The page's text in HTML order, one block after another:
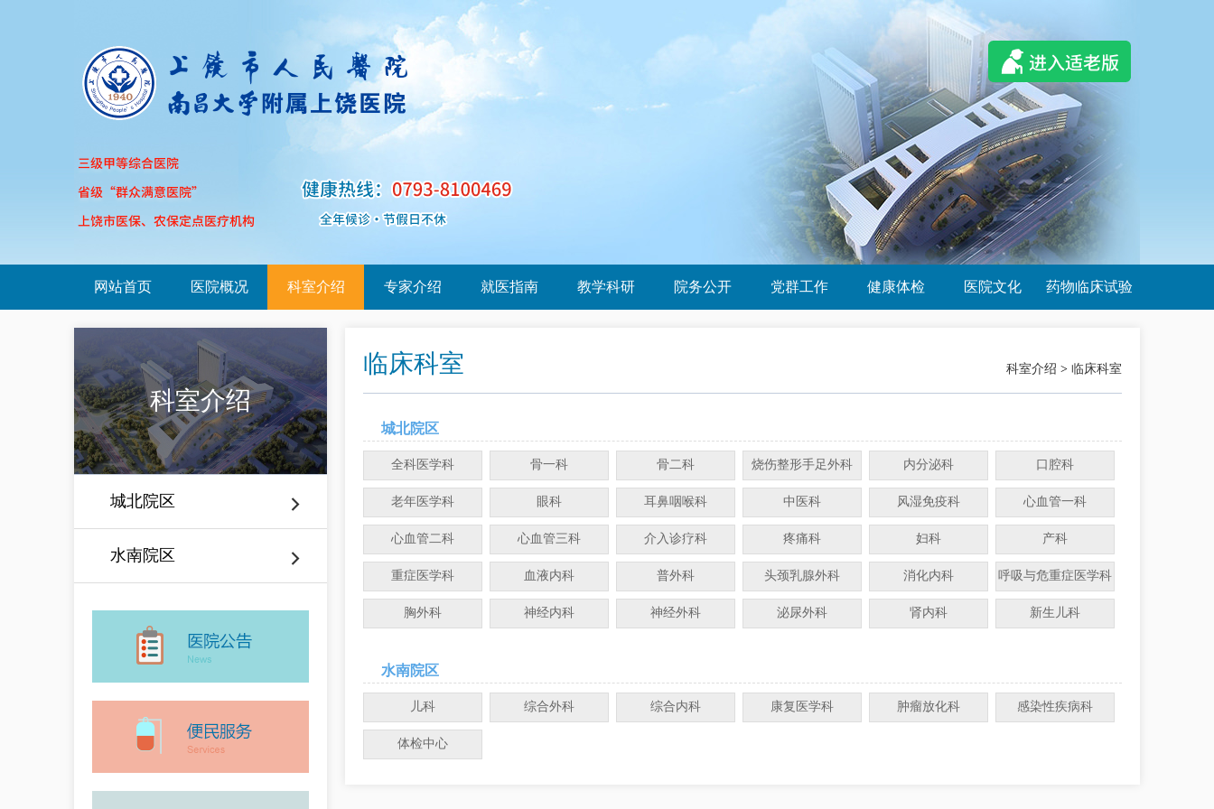
网站首页 医院概况 科室介绍 专家介绍 就医指南 教学科研 院务公开 党群工作 健康体检 医院文化 药物临床试验
科室介绍
城北院区
水南院区
科室介绍 > 临床科室
临床科室
城北院区
全科医学科 骨一科 骨二科 烧伤整形手足外科 内分泌科 口腔科
老年医学科 眼科 耳鼻咽喉科 中医科 风湿免疫科 心血管一科
心血管二科 心血管三科 介入诊疗科 疼痛科 妇科 产科
重症医学科 血液内科 普外科 头颈乳腺外科 消化内科 呼吸与危重症医学科
胸外科 神经内科 神经外科 泌尿外科 肾内科 新生儿科
水南院区
儿科 综合外科 综合内科 康复医学科 肿瘤放化科 感染性疾病科
体检中心